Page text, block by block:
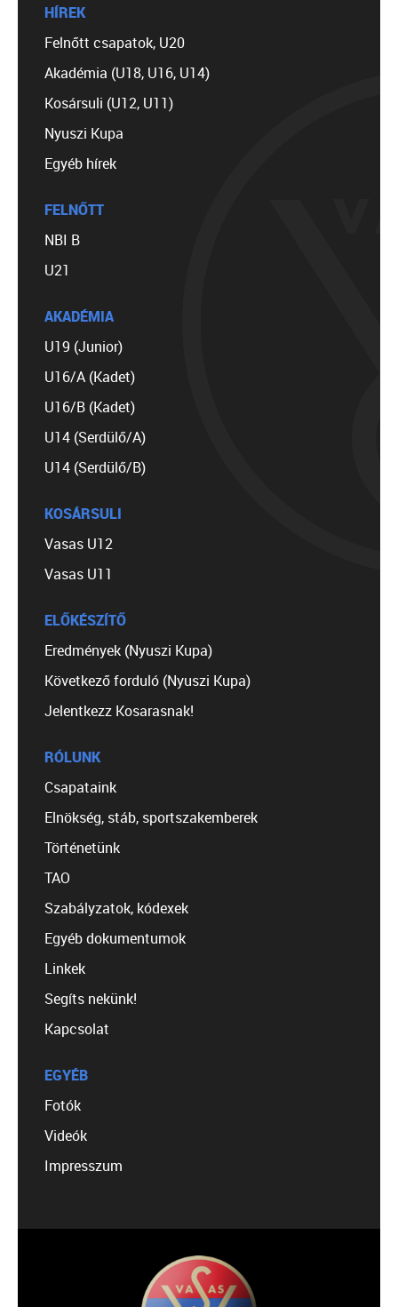
HÍREK
Felnőtt csapatok, U20
Akadémia (U18, U16, U14)
Kosársuli (U12, U11)
Nyuszi Kupa
Egyéb hírek
FELNŐTT
NBI B
U21
AKADÉMIA
U19 (Junior)
U16/A (Kadet)
U16/B (Kadet)
U14 (Serdülő/A)
U14 (Serdülő/B)
KOSÁRSULI
Vasas U12
Vasas U11
ELŐKÉSZÍTŐ
Eredmények (Nyuszi Kupa)
Következő forduló (Nyuszi Kupa)
Jelentkezz Kosarasnak!
RÓLUNK
Csapataink
Elnökség, stáb, sportszakemberek
Történetünk
TAO
Szabályzatok, kódexek
Egyéb dokumentumok
Linkek
Segíts nekünk!
Kapcsolat
EGYÉB
Fotók
Videók
Impresszum